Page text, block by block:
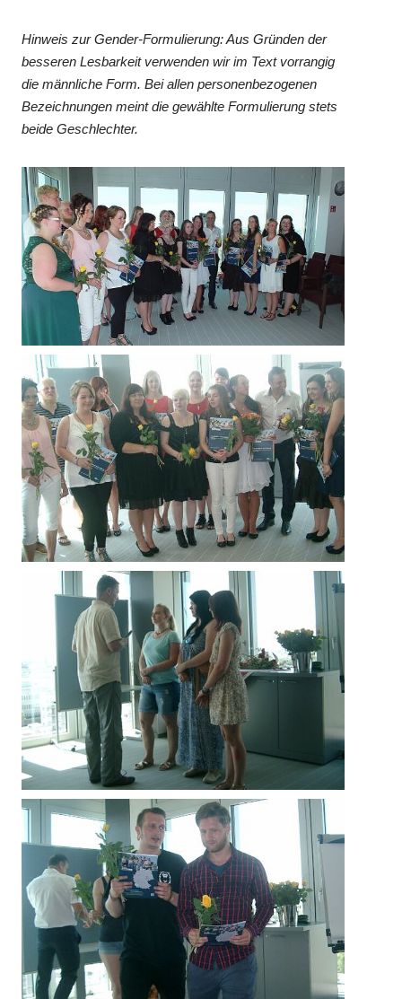
Hinweis zur Gender-Formulierung: Aus Gründen der
besseren Lesbarkeit verwenden wir im Text vorrangig
die männliche Form. Bei allen personenbezogenen
Bezeichnungen meint die gewählte Formulierung stets
beide Geschlechter.